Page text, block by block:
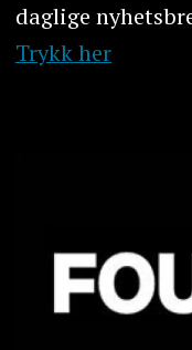
daglige
Trykk her